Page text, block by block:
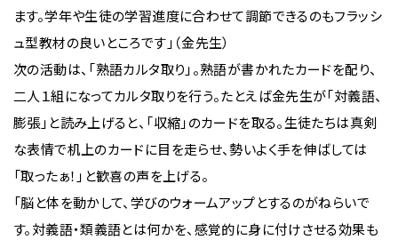
ます。学年や生徒の学習進度に合わせて調節できるのもフラッシ
ュ型教材の良いところです」（金先生）
次の活動は、「熟語カルタ取り」。熟語が書かれたカードを配り、
二人１組になってカルタ取りを行う。たとえば金先生が「対義語、
膨張」と読み上げると、「収縮」のカードを取る。生徒たちは真剣
な表情で机上のカードに目を走らせ、勢いよく手を伸ばしては
「取ったぁ！」と歓喜の声を上げる。
「脳と体を動かして、学びのウォームアップとするのがねらいで
す。対義語・類義語とは何かを、感覚的に身に付けさせる効果も